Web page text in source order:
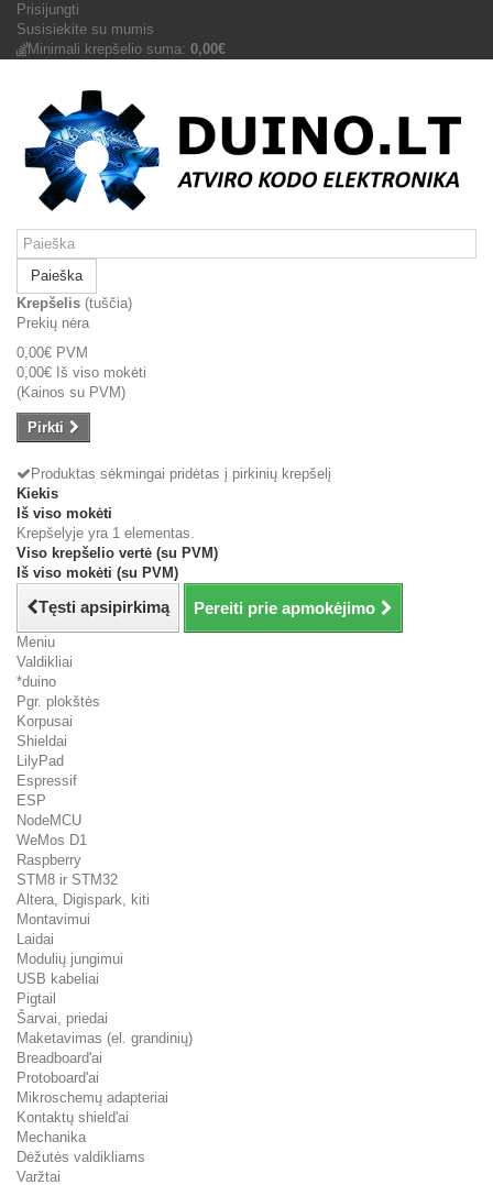
Prisijungti
Susisiekite su mumis
Minimali krepšelio suma: 0,00€
Paieška
Krepšelis (tuščia)
Prekių nėra
0,00€ PVM
0,00€ Iš viso mokėti
(Kainos su PVM)
Pirkti
Produktas sėkmingai pridėtas į pirkinių krepšelį
Kiekis
Iš viso mokėti
Krepšelyje yra 1 elementas.
Viso krepšelio vertė (su PVM)
Iš viso mokėti (su PVM)
Tęsti apsipirkimą Pereiti prie apmokėjimo
Meniu
Valdikliai
*duino
Pgr. plokštės
Korpusai
Shieldai
LilyPad
Espressif
ESP
NodeMCU
WeMos D1
Raspberry
STM8 ir STM32
Altera, Digispark, kiti
Montavimui
Laidai
Modulių jungimui
USB kabeliai
Pigtail
Šarvai, priedai
Maketavimas (el. grandinių)
Breadboard'ai
Protoboard'ai
Mikroschemų adapteriai
Kontaktų shield'ai
Mechanika
Dėžutės valdikliams
Varžtai